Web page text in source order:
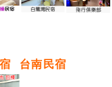
台南民宿